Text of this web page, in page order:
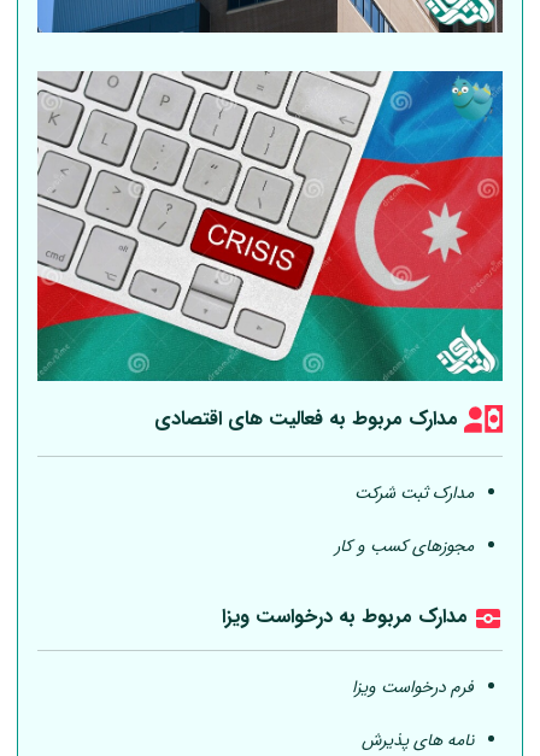
مدارک مربوط به فعالیت های اقتصادی
مدارک ثبت شرکت
مجوزهای کسب و کار
مدارک مربوط به درخواست ویزا
فرم درخواست ویزا
نامه های پذیرش